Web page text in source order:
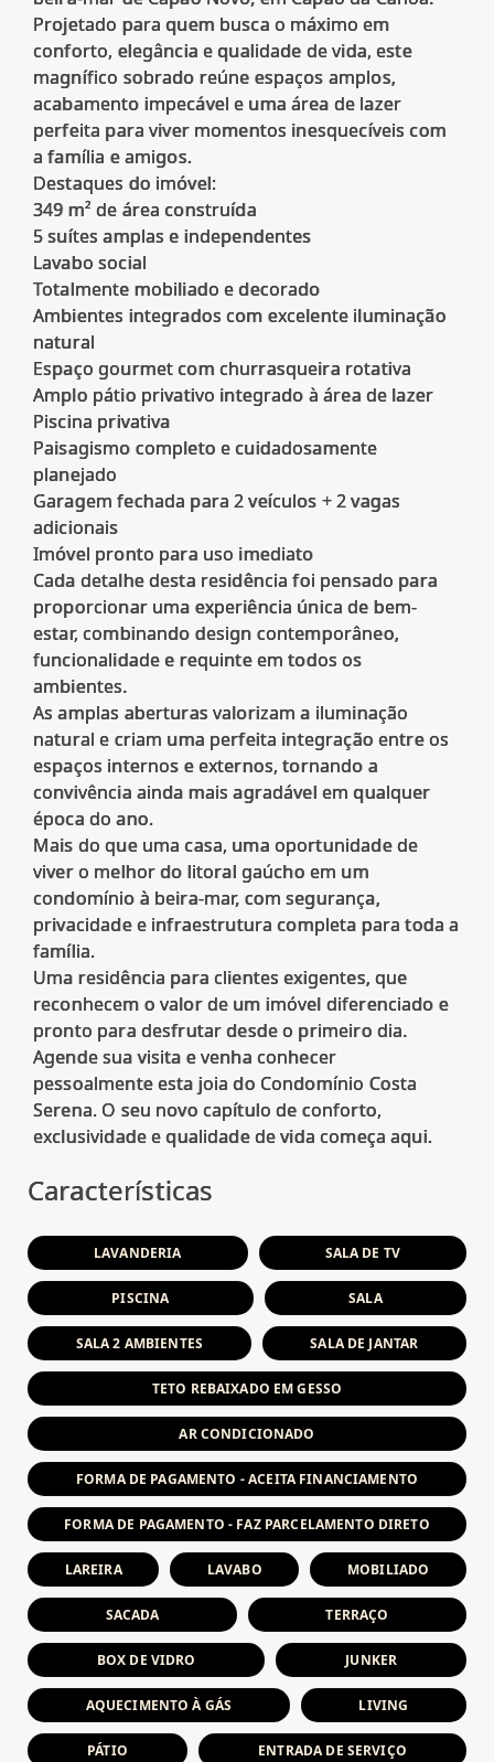
Projetado para quem busca o máximo em
conforto, elegância e qualidade de vida, este
magnífico sobrado reúne espaços amplos,
acabamento impecável e uma área de lazer
perfeita para viver momentos inesquecíveis com
a família e amigos.
Destaques do imóvel:
349 m² de área construída
5 suítes amplas e independentes
Lavabo social
Totalmente mobiliado e decorado
Ambientes integrados com excelente iluminação
natural
Espaço gourmet com churrasqueira rotativa
Amplo pátio privativo integrado à área de lazer
Piscina privativa
Paisagismo completo e cuidadosamente
planejado
Garagem fechada para 2 veículos + 2 vagas
adicionais
Imóvel pronto para uso imediato
Cada detalhe desta residência foi pensado para
proporcionar uma experiência única de bem-
estar, combinando design contemporâneo,
funcionalidade e requinte em todos os
ambientes.
As amplas aberturas valorizam a iluminação
natural e criam uma perfeita integração entre os
espaços internos e externos, tornando a
convivência ainda mais agradável em qualquer
época do ano.
Mais do que uma casa, uma oportunidade de
viver o melhor do litoral gaúcho em um
condomínio à beira-mar, com segurança,
privacidade e infraestrutura completa para toda a
família.
Uma residência para clientes exigentes, que
reconhecem o valor de um imóvel diferenciado e
pronto para desfrutar desde o primeiro dia.
Agende sua visita e venha conhecer
pessoalmente esta joia do Condomínio Costa
Serena. O seu novo capítulo de conforto,
exclusividade e qualidade de vida começa aqui.
Características
LAVANDERIA SALA DE TV
PISCINA SALA
SALA 2 AMBIENTES SALA DE JANTAR
TETO REBAIXADO EM GESSO
AR CONDICIONADO
FORMA DE PAGAMENTO - ACEITA FINANCIAMENTO
FORMA DE PAGAMENTO - FAZ PARCELAMENTO DIRETO
LAREIRA LAVABO MOBILIADO
SACADA TERRAÇO
BOX DE VIDRO JUNKER
AQUECIMENTO À GÁS LIVING
PÁTIO ENTRADA DE SERVIÇO